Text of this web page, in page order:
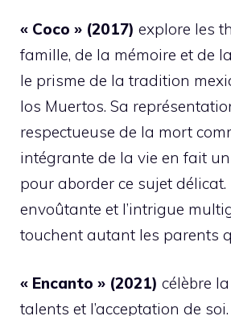
« Coco » (2017) explore les
famille, de la mémoire et de
le prisme de la tradition
los Muertos. Sa
respectueuse de la mort
intégrante de la vie en fait
pour aborder ce sujet
envoûtante et l’intrigue
touchent autant les parents
« Encanto » (2021) célèbre
talents et l’acceptation de soi.